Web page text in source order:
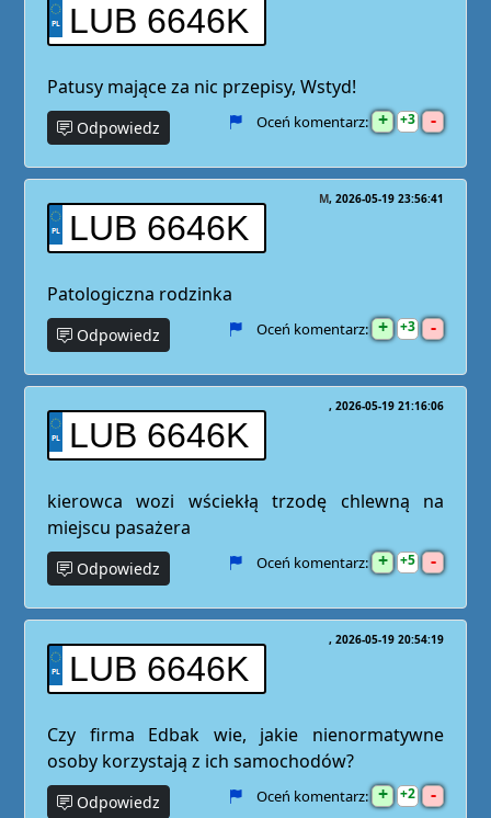
LUB 6646K
Patusy mające za nic przepisy, Wstyd!
Odpowiedz Oceń komentarz: + 3 -
LUB 6646K
M 2026-05-19 23:56:41
Patologiczna rodzinka
Odpowiedz Oceń komentarz: + 3 -
LUB 6646K
2026-05-19 21:16:06
kierowca wozi wściekłą trzodę chlewną na
miejscu pasażera
Odpowiedz Oceń komentarz: + 5 -
LUB 6646K
2026-05-19 20:54:19
Czy firma Edbak wie, jakie nienormatywne
osoby korzystają z ich samochodów?
Odpowiedz Oceń komentarz: + 2 -